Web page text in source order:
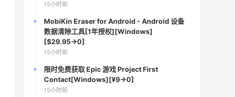
15小时前
MobiKin Eraser for Android - Android 设备
数据清除工具[1年授权][Windows]
[$29.95→0]
15小时前
限时免费获取 Epic 游戏 Project First
Contact[Windows][¥9→0]
15小时前